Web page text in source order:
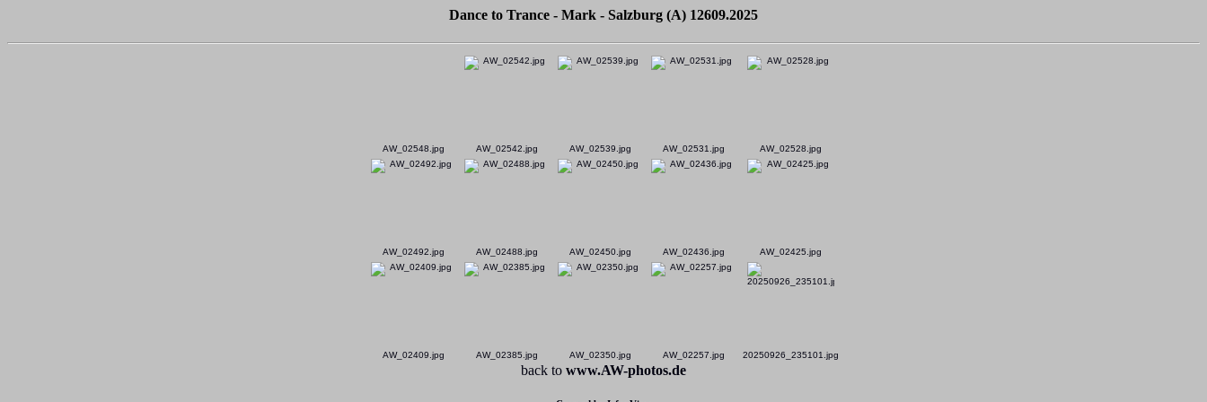
Dance to Trance - Mark - Salzburg (A) 12609.2025
AW_02548.jpg AW_02542.jpg AW_02539.jpg AW_02531.jpg AW_02528.jpg
AW_02492.jpg AW_02488.jpg AW_02450.jpg AW_02436.jpg AW_02425.jpg
AW_02409.jpg AW_02385.jpg AW_02350.jpg AW_02257.jpg 20250926_235101.jpg
back to www.AW-photos.de